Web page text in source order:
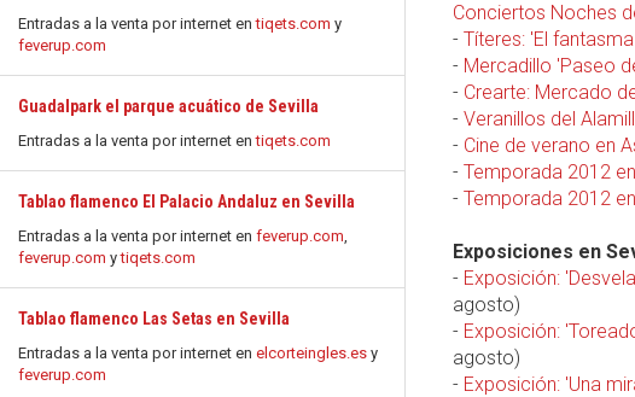
Entradas a la venta por internet entiqets.com y
feverup.com
Guadalpark el parque acuático de Sevilla
Entradas a la venta por internet entiqets.com
Tablao flamenco El Palacio Andaluz en Sevilla
Entradas a la venta por internet en feverup.com,
feverup.com ytiqets.com
Tablao flamenco Las Setas en Sevilla
Entradas a la venta por internet en elcorteingles.es y
feverup.com
Conciertos Noches
- Títeres: 'El
- Mercadillo 'Paseo
- Crearte: Mercado
- Veranillos del
- Cine de verano en
- Temporada 2012
- Temporada 2012
Exposiciones en
- Exposición:
agosto)
- Exposición:
agosto)
- Exposición: 'Una